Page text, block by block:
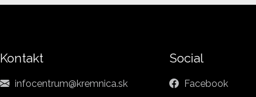
Kontakt
infocentrum@kremnica.sk
Social
Facebook